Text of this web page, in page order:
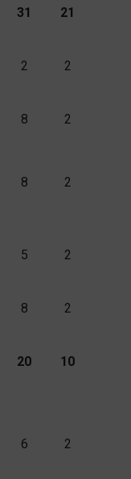
31 21
2 2
8 2
8 2
5 2
8 2
20 10
6 2